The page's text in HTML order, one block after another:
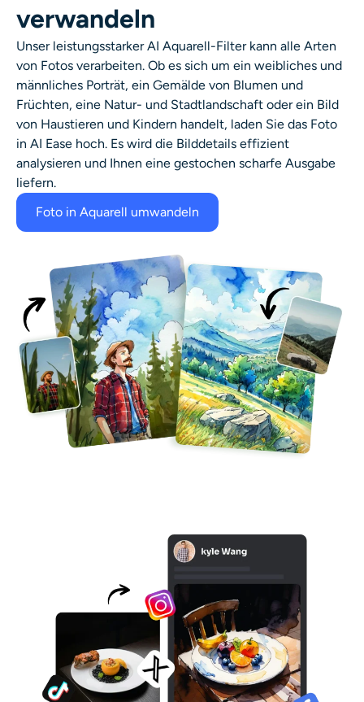
verwandeln
Unser leistungsstarker AI Aquarell-Filterkann alle Arten
von Fotos verarbeiten. Ob es sich um ein weibliches und
männliches Porträt, ein Gemälde von Blumen und
Früchten, eine Natur- und Stadtlandschaft oder ein Bild
von Haustieren und Kindern handelt, laden Sie das Foto
in AI Ease hoch. Es wird die Bilddetails effizient
analysieren und Ihnen eine gestochen scharfe Ausgabe
liefern.
Foto in Aquarell umwandeln